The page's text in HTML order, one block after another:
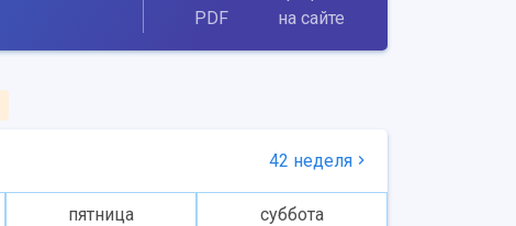
PDF
на сайте
42 неделя
пятница суббота